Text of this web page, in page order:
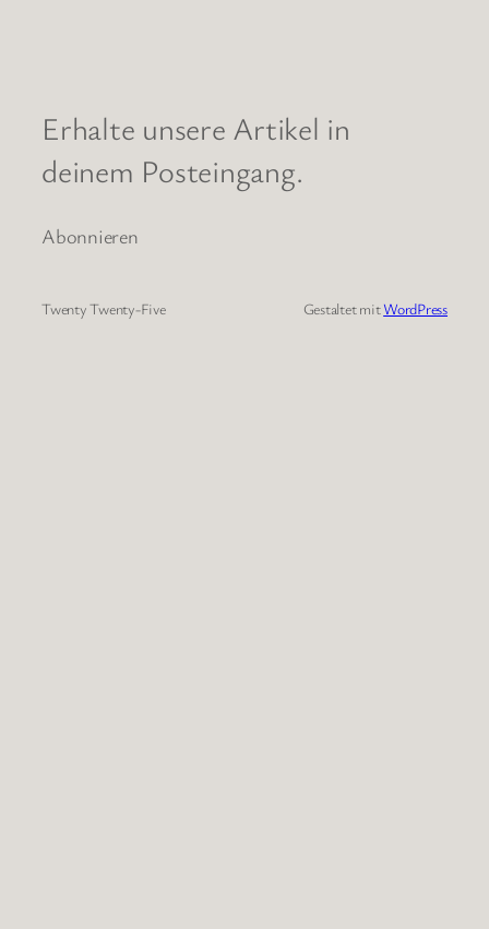
Erhalte unsere Artikel in
deinem Posteingang.
Abonnieren
Twenty Twenty-Five Gestaltet mitWordPress